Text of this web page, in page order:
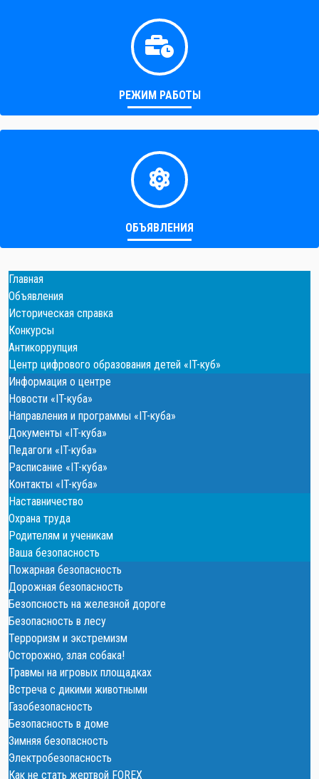
РЕЖИМ РАБОТЫ
ОБЪЯВЛЕНИЯ
Главная
Объявления
Историческая справка
Конкурсы
Антикоррупция
Центр цифрового образования детей «IT-куб»
Информация о центре
Новости «IT-куба»
Направления и программы «IT-куба»
Документы «IT-куба»
Педагоги «IT-куба»
Расписание «IT-куба»
Контакты «IT-куба»
Наставничество
Охрана труда
Родителям и ученикам
Ваша безопасность
Пожарная безопасность
Дорожная безопасность
Безопсность на железной дороге
Безопасность в лесу
Терроризм и экстремизм
Осторожно, злая собака!
Травмы на игровых площадках
Встреча с дикими животными
Газобезопасность
Безопасность в доме
Зимняя безопасность
Электробезопасность
Как не стать жертвой FOREX